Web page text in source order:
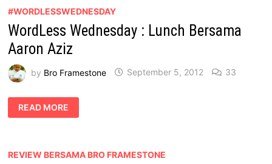
DENGAN
AZIZ
#WORDLESSWEDNESDAY
WordLess Wednesday : Lunch Bersama
Aaron Aziz
by Bro Framestone September 5, 2012 33
WORDLESS
WEDNESDAY
:
AZIZ
READ MORE
REVIEW BERSAMA BRO FRAMESTONE